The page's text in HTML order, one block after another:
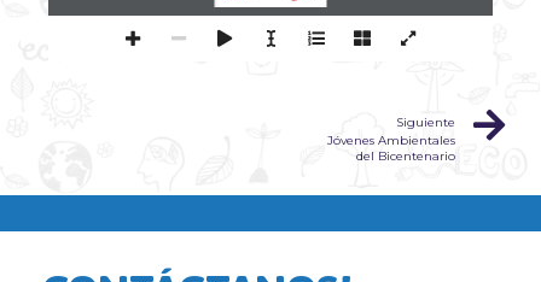
Siguiente
Jóvenes Ambientales
del Bicentenario